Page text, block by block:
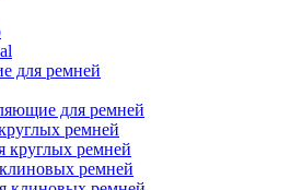
для ремней
для ремней
ремней
круглых ремней
ремней